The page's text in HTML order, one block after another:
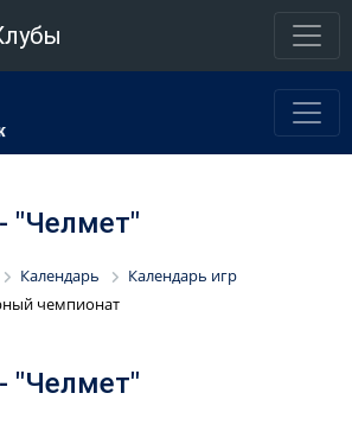
"Челмет"
Календарь
Календарь игр
чемпионат
"Челмет"